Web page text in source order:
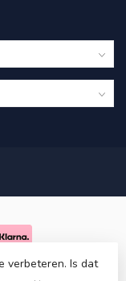
byLightspeed-
verbeteren. Is dat